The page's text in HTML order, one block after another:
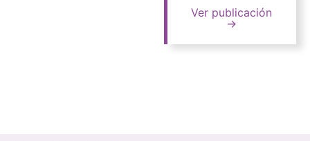
Ver publicación
→